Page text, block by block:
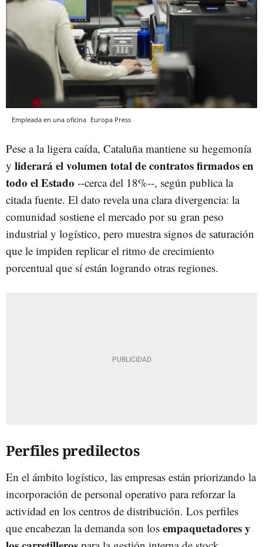
Empleada en una oficina Europa Press
Pese a la ligera caída, Cataluña mantiene su hegemonía
y liderará el volumen total de contratos firmados en
todo el Estado --cerca del 18%--, según publica la
citada fuente. El dato revela una clara divergencia: la
comunidad sostiene el mercado por su gran peso
industrial y logístico, pero muestra signos de saturación
que le impiden replicar el ritmo de crecimiento
porcentual que sí están logrando otras regiones.
Perfiles predilectos
En el ámbito logístico, las empresas están priorizando la
incorporación de personal operativo para reforzar la
actividad en los centros de distribución. Los perfiles
que encabezan la demanda son los empaquetadores y